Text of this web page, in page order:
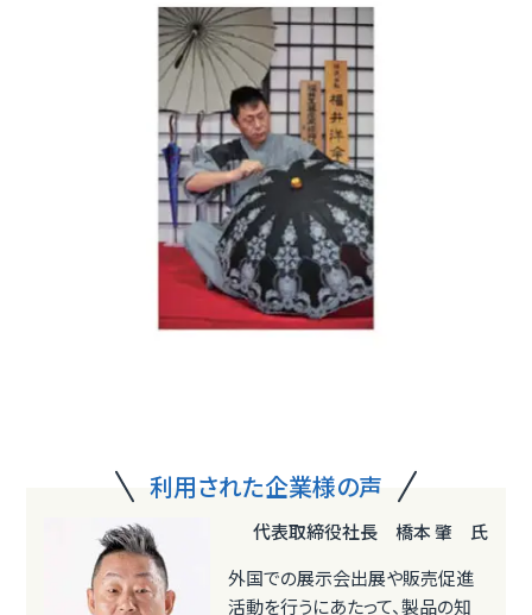
利用された企業様の声
代表取締役社長 橋本 肇 氏
外国での展示会出展や販売促進
活動を行うにあたって、製品の知